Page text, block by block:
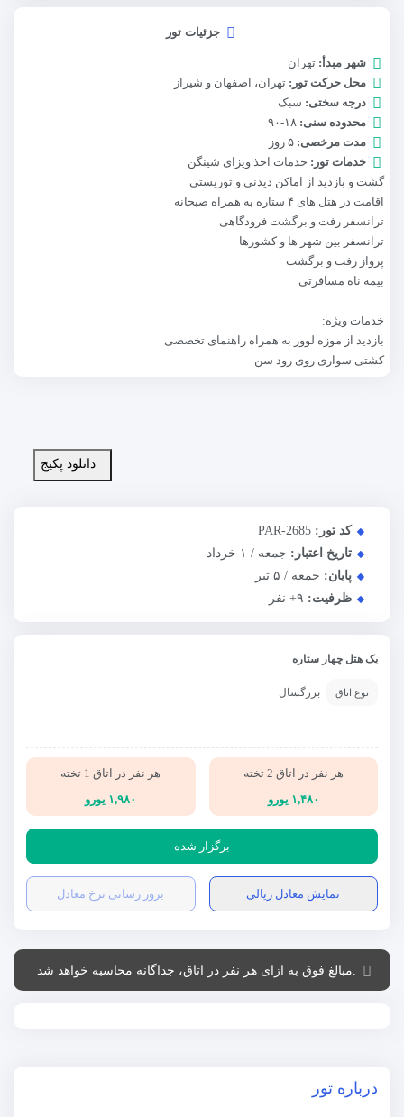
جزئیات تور
شهر مبدأ: تهران
محل حرکت تور: تهران، اصفهان و شیراز
درجه سختی: سبک
محدوده سنی: ۱۸-۹۰
مدت مرخصی: ۵ روز
خدمات تور: خدمات اخذ ویزای شینگن
گشت و بازدید از اماکن دیدنی و توریستی
اقامت در هتل های ۴ ستاره به همراه صبحانه
ترانسفر رفت و برگشت فرودگاهی
ترانسفر بین شهر ها و کشورها
پرواز رفت و برگشت
بیمه ناه مسافرتی
خدمات ویژه:
بازدید از موزه لوور به همراه راهنمای تخصصی
کشتی سواری روی رود سن
دانلود پکیج
کد تور: PAR-2685
تاریخ اعتبار: جمعه / ۱ خرداد
پایان: جمعه / ۵ تیر
ظرفیت: +۹ نفر
یک هتل چهار ستاره
نوع اتاق بزرگسال
هر نفر در اتاق 2 تخته
۱,۴۸۰ یورو
هر نفر در اتاق 1 تخته
۱,۹۸۰ یورو
برگزار شده
نمایش معادل ریالی بروز رسانی نرخ معادل
.مبالغ فوق به ازای هر نفر در اتاق، جداگانه محاسبه خواهد شد
درباره تور